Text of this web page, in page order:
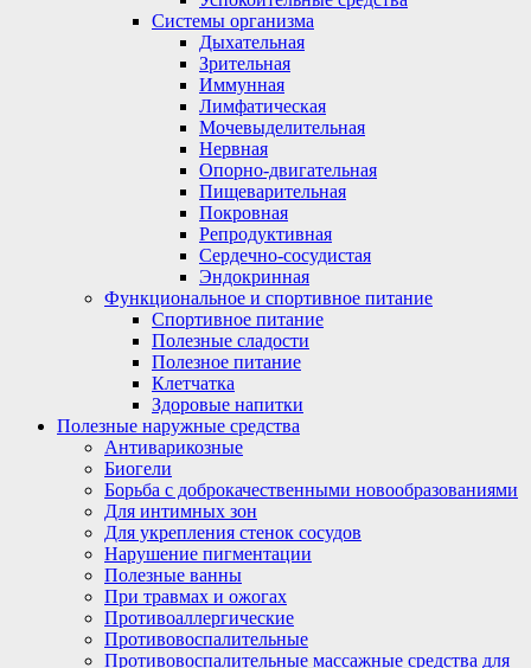
Системы организма
Дыхательная
Зрительная
Иммунная
Лимфатическая
Мочевыделительная
Нервная
Опорно-двигательная
Пищеварительная
Покровная
Репродуктивная
Сердечно-сосудистая
Эндокринная
Функциональное и спортивное питание
Спортивное питание
Полезные сладости
Полезное питание
Клетчатка
Здоровые напитки
Полезные наружные средства
Антиварикозные
Биогели
Борьба с доброкачественными новообразованиями
Для интимных зон
Для укрепления стенок сосудов
Нарушение пигментации
Полезные ванны
При травмах и ожогах
Противоаллергические
Противовоспалительные
Противовоспалительные массажные средства для